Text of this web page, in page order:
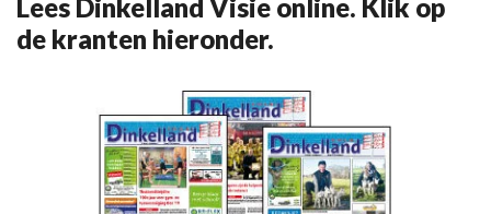
Lees Dinkelland Visie online. Klik op
de kranten hieronder.